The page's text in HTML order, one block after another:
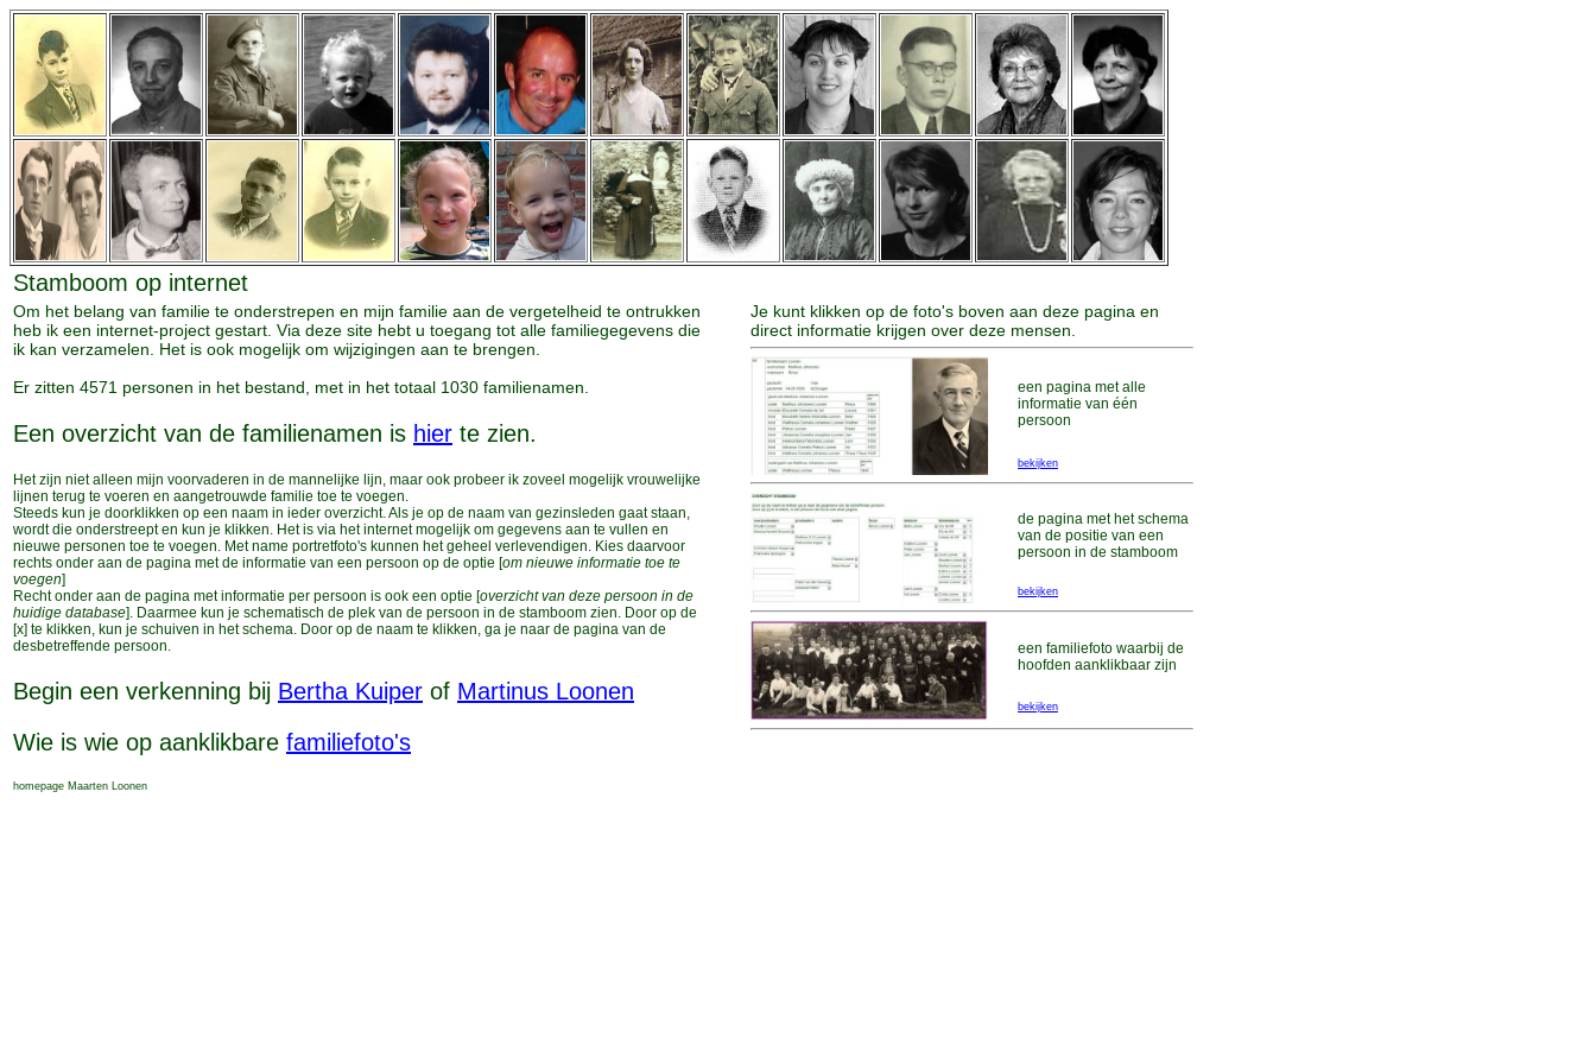
Stamboom op internet
Om het belang van familie te onderstrepen en mijn familie aan de vergetelheid te ontrukken
heb ik een internet-project gestart. Via deze site hebt u toegang tot alle familiegegevens die
ik kan verzamelen. Het is ook mogelijk om wijzigingen aan te brengen.
Er zitten 4571 personen in het bestand, met in het totaal 1030 familienamen.
Een overzicht van de familienamen is hier te zien.
Het zijn niet alleen mijn voorvaderen in de mannelijke lijn, maar ook probeer ik zoveel mogelijk vrouwelijke
lijnen terug te voeren en aangetrouwde familie toe te voegen.
Steeds kun je doorklikken op een naam in ieder overzicht. Als je op de naam van gezinsleden gaat staan,
wordt die onderstreept en kun je klikken. Het is via het internet mogelijk om gegevens aan te vullen en
nieuwe personen toe te voegen. Met name portretfoto's kunnen het geheel verlevendigen. Kies daarvoor
rechts onder aan de pagina met de informatie van een persoon op de optie [om nieuwe informatie toe te
voegen]
Recht onder aan de pagina met informatie per persoon is ook een optie [overzicht van deze persoon in de
huidige database]. Daarmee kun je schematisch de plek van de persoon in de stamboom zien. Door op de
[x] te klikken, kun je schuiven in het schema. Door op de naam te klikken, ga je naar de pagina van de
desbetreffende persoon.
Begin een verkenning bij Bertha Kuiper of Martinus Loonen
Wie is wie op aanklikbare familiefoto's
homepage Maarten Loonen
Je kunt klikken op de foto's boven aan deze pagina en
direct informatie krijgen over deze mensen.
een pagina met alle
informatie van één
persoon
bekijken
de pagina met het schema
van de positie van een
persoon in de stamboom
bekijken
een familiefoto waarbij de
hoofden aanklikbaar zijn
bekijken